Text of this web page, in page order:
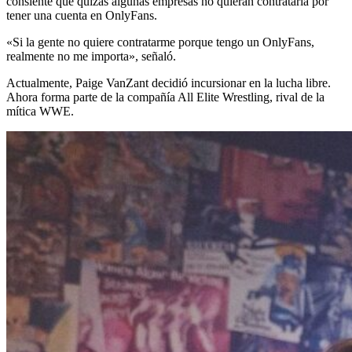
tener una cuenta en OnlyFans.
«Si la gente no quiere contratarme porque tengo un OnlyFans,
realmente no me importa», señaló.
Actualmente, Paige VanZant decidió incursionar en la lucha libre.
Ahora forma parte de la compañía All Elite Wrestling, rival de la
mítica WWE.